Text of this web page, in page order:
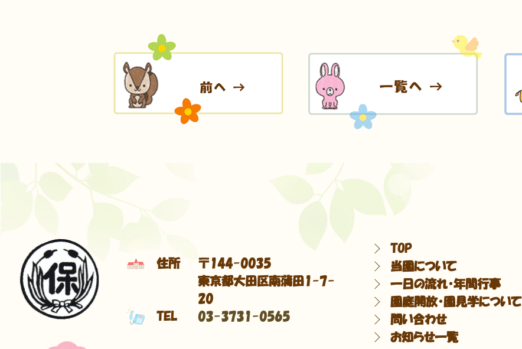
住所
〒144-0035
東京都大田区南蒲田1-7-
20
TEL
03-3731-0565
TOP
当園について
一日の流れ・年間行事
園庭開放・園見学について
問い合わせ
お知らせ一覧